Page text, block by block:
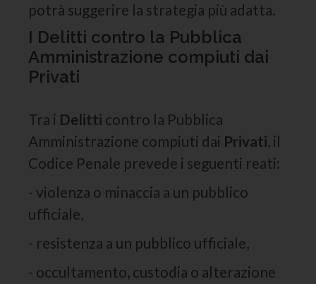
potrà suggerire la strategia più adatta.
I Delitti contro la Pubblica
Amministrazione compiuti dai
Privati
Tra i Delitti contro la Pubblica
Amministrazione compiuti dai Privati, il
Codice Penale prevede i seguenti reati:
- violenza o minaccia a un pubblico
ufficiale,
- resistenza a un pubblico ufficiale,
- occultamento, custodia o alterazione